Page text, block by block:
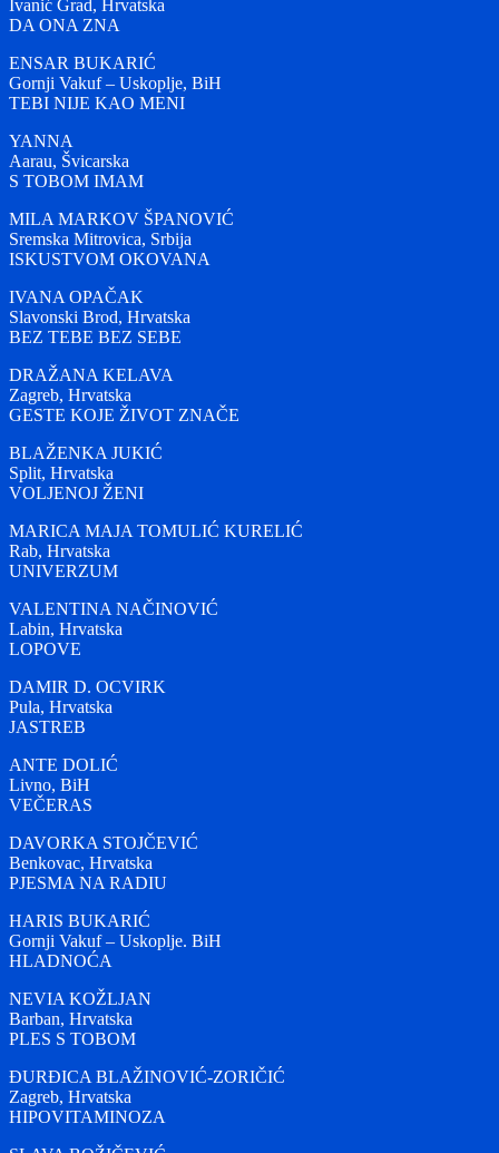
Ivanić Grad, Hrvatska
DA ONA ZNA
ENSAR BUKARIĆ
Gornji Vakuf – Uskoplje, BiH
TEBI NIJE KAO MENI
YANNA
Aarau, Švicarska
S TOBOM IMAM
MILA MARKOV ŠPANOVIĆ
Sremska Mitrovica, Srbija
ISKUSTVOM OKOVANA
IVANA OPAČAK
Slavonski Brod, Hrvatska
BEZ TEBE BEZ SEBE
DRAŽANA KELAVA
Zagreb, Hrvatska
GESTE KOJE ŽIVOT ZNAČE
BLAŽENKA JUKIĆ
Split, Hrvatska
VOLJENOJ ŽENI
MARICA MAJA TOMULIĆ KURELIĆ
Rab, Hrvatska
UNIVERZUM
VALENTINA NAČINOVIĆ
Labin, Hrvatska
LOPOVE
DAMIR D. OCVIRK
Pula, Hrvatska
JASTREB
ANTE DOLIĆ
Livno, BiH
VEČERAS
DAVORKA STOJČEVIĆ
Benkovac, Hrvatska
PJESMA NA RADIU
HARIS BUKARIĆ
Gornji Vakuf – Uskoplje. BiH
HLADNOĆA
NEVIA KOŽLJAN
Barban, Hrvatska
PLES S TOBOM
ĐURĐICA BLAŽINOVIĆ-ZORIČIĆ
Zagreb, Hrvatska
HIPOVITAMINOZA